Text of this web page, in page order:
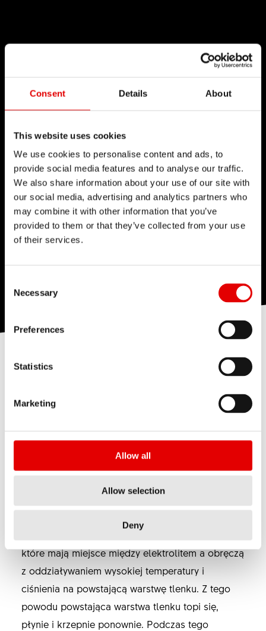
Consent Details About
This website uses cookies
We use cookies to personalise content and ads, to
provide social media features and to analyse our traffic.
We also share information about your use of our site with
our social media, advertising and analytics partners who
may combine it with other information that you’ve
provided to them or that they’ve collected from your use
of their services.
Necessary
Preferences
Statistics
Marketing
Allow all
Allow selection
Deny
Warstwa ceramiczna jest uzyskiwana podobnie
obręczy w roztworze elektrolitu przy
jednoczesnym przyłożeniu napięcia
elektrodą i pojemnikiem jako drugą. Zasadnicza
polega na milionach wyładowań plazmowych,
które mają miejsce między elektrolitem a obręczą
z oddziaływaniem wysokiej temperatury i
ciśnienia na powstającą warstwę tlenku. Z tego
powodu powstająca warstwa tlenku topi się,
płynie i krzepnie ponownie. Podczas tego